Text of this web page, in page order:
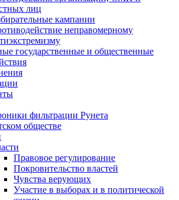
лиц
кампании
неправомерному
государственные и общественные
фильтрации Рунета
обществе
Правовое регулирование
Покровительство властей
Чувства верующих
Участие в выборах и в политической